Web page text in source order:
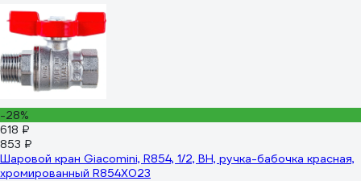
-28%
618 ₽
853 ₽
Шаровой кран Giacomini, R854, 1/2, ВН, ручка-бабочка красная,
хромированный R854X023